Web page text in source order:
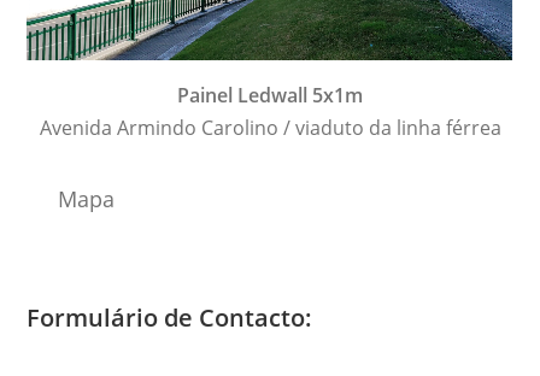
Painel Ledwall 5x1m
Avenida Armindo Carolino / viaduto da linha férrea
Mapa
Formulário de Contacto: